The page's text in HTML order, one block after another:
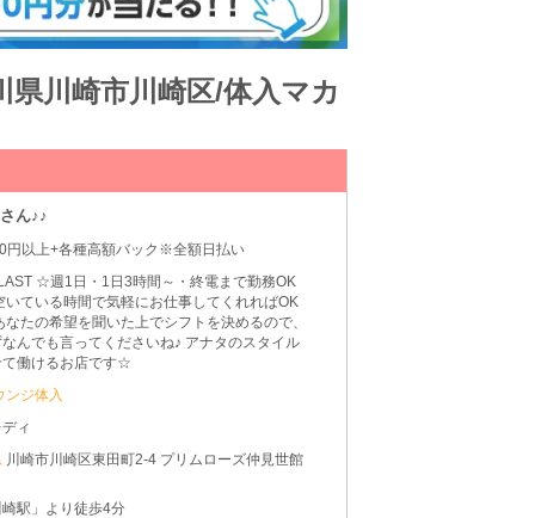
川崎市川崎区/体入マカ
ん♪♪
円以上+各種高額バック※全額日払い
☆週1日・1日3時間～・終電まで勤務OK
ている時間で気軽にお仕事してくれればOK
たの希望を聞いた上でシフトを決めるので、
んでも言ってくださいね♪ アナタのスタイル
て働けるお店です☆
ンジ体入
ィ
川崎市川崎区東田町2-4 プリムローズ仲見世館
駅」より徒歩4分